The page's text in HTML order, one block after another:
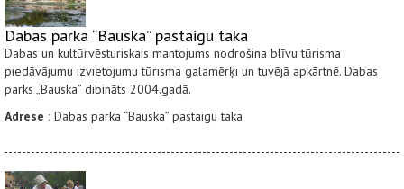
Dabas parka “Bauska” pastaigu taka
Dabas un kultūrvēsturiskais mantojums nodrošina blīvu tūrisma
piedāvājumu izvietojumu tūrisma galamērķi un tuvējā apkārtnē. Dabas
parks „Bauska” dibināts 2004.gadā.
Adrese : Dabas parka “Bauska” pastaigu taka